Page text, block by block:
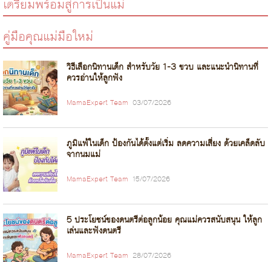
เตรียมพร้อมสู่การเป็นแม่
คู่มือคุณแม่มือใหม่
วิธีเลือกนิทานเด็ก สำหรับวัย 1-3 ขวบ และแนะนำนิทานที่
ควรอ่านให้ลูกฟัง
MamaExpert Team 03/07/2026
ภูมิแพ้ในเด็ก ป้องกันได้ตั้งแต่เริ่ม ลดความเสี่ยง ด้วยเคล็ดลับ
จากนมแม่
MamaExpert Team 15/07/2026
5 ประโยชน์ของดนตรีต่อลูกน้อย คุณแม่ควรสนับสนุน ให้ลูก
เล่นและฟังดนตรี
MamaExpert Team 28/07/2026